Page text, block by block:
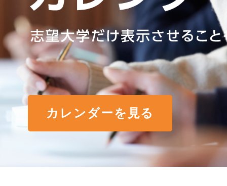
カレンダーを見る